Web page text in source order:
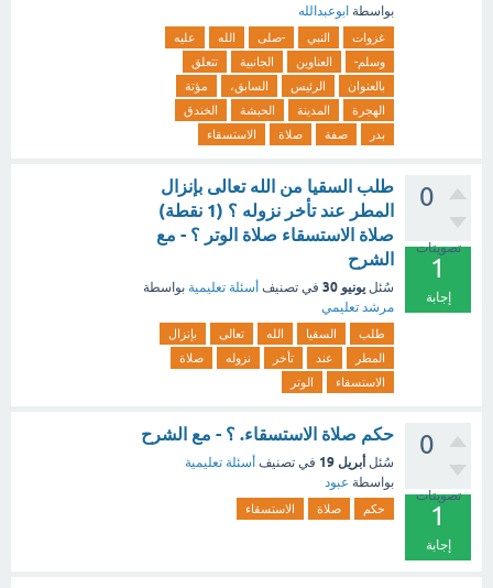
بواسطة ابوعبدالله
غزوات النبي -صلى الله
عليه
وسلم-
العناوين الجانبية
تتعلق
بالعنوان
الرئيس السابق،
مؤتة
الهجرة
المدينة الحبشة
الخندق
بدر
صفة صلاة الاستسقاء
0
تصويتات
1
إجابة
طلب السقيا من الله تعالى بإنزال
المطر عند تأخر نزوله ؟ (1 نقطة)
صلاة الاستسقاء صلاة الوتر ؟ - مع
الشرح
سُئل يونيو 30 في تصنيف أسئلة تعليمية بواسطة
مرشد تعليمي
طلب السقيا الله تعالى
بإنزال
المطر
عند تأخر نزوله
صلاة
الاستسقاء
الوتر
0
تصويتات
1
إجابة
حكم صلاة الاستسقاء. ؟ - مع الشرح
سُئل أبريل 19 في تصنيف أسئلة تعليمية
بواسطة عبود
حكم صلاة الاستسقاء